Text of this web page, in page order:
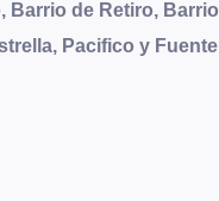
Barrio de Retiro,
Pacifico y